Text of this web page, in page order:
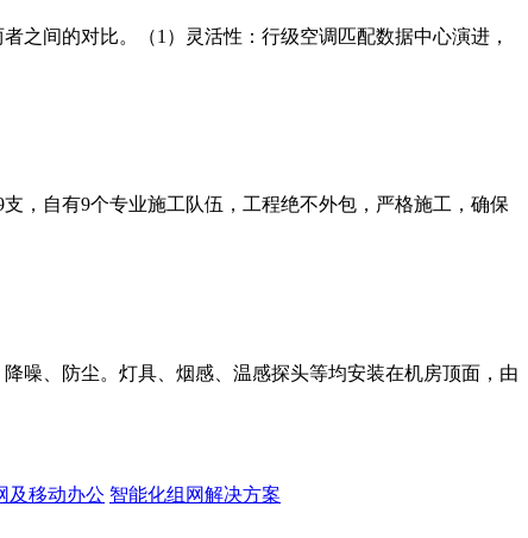
之间的对比。（1）灵活性：行级空调匹配数据中心演进，
，自有9个专业施工队伍，工程绝不外包，严格施工，确保
噪、防尘。灯具、烟感、温感探头等均安装在机房顶面，由
及移动办公 智能化组网解决方案